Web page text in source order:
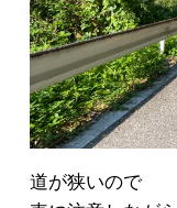
道が狭いので